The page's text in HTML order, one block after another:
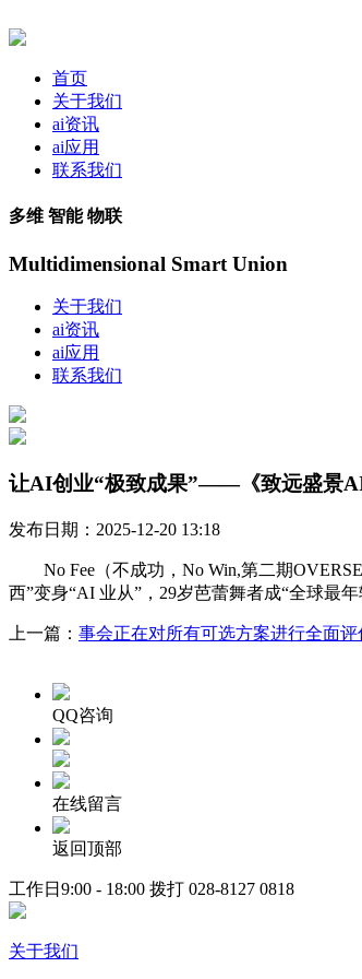
首页
关于我们
ai资讯
ai应用
联系我们
多维 智能 物联
Multidimensional Smart Union
关于我们
ai资讯
ai应用
联系我们
让AI创业“极致成果”——《致远盛景
发布日期：2025-12-20 13:18
No Fee（不成功，No Win,第二期
西”变身“AI 业从”，29岁芭蕾舞者成“全球最
上一篇： 事会正在对所有可选方案进行全面评
QQ咨询
在线留言
返回顶部
工作日9:00 - 18:00 拨打 028-8127 0818
关于我们